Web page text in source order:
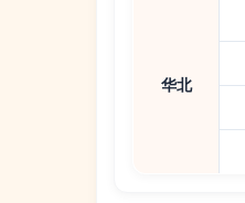
华北